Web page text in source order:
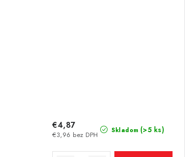
Skladom (>5 ks)
€3,96 bez DPH
€4,87